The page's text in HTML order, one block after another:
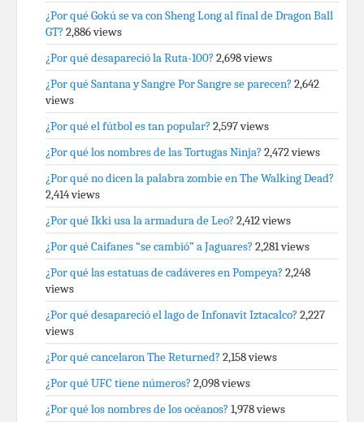
¿Por qué Gokú se va con Sheng Long al final de Dragon Ball
GT? 2,886 views
¿Por qué desapareció la Ruta-100? 2,698 views
¿Por qué Santana y Sangre Por Sangre se parecen? 2,642
views
¿Por qué el fútbol es tan popular? 2,597 views
¿Por qué los nombres de las Tortugas Ninja? 2,472 views
¿Por qué no dicen la palabra zombie en The Walking Dead?
2,414 views
¿Por qué Ikki usa la armadura de Leo? 2,412 views
¿Por qué Caifanes “se cambió” a Jaguares? 2,281 views
¿Por qué las estatuas de cadáveres en Pompeya? 2,248
views
¿Por qué desapareció el lago de Infonavit Iztacalco? 2,227
views
¿Por qué cancelaron The Returned? 2,158 views
¿Por qué UFC tiene números? 2,098 views
¿Por qué los nombres de los océanos? 1,978 views